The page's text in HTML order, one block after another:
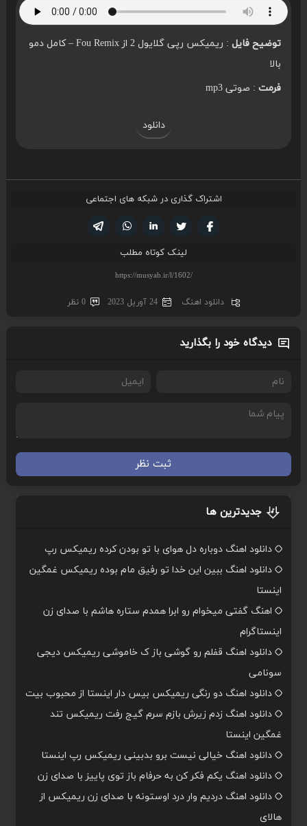
توضیح فایل
: ریمیکس رپی گلایول 2 از Fou Remix – کامل دمو
بالا
فرمت: صوتی mp3
دانلود
اشتراک گذاری در شبکه های اجتماعی
لینکدین تویتر
فیسوک
لینک کوتاه مطلب
دانلود اهنگ 24 آوریل 2023 0 نظر
دیدگاه خود را بگذارید
ثبت نظر
جدیدترین ها
دانلود اهنگ دوباره دل هوای با تو بودن کرده ریمیکس رپ
دانلود اهنگ ببین این خدا تو رفیق مام بوده ریمیکس غمگین
اینستا
اهنگ گفتی میخوام رو ابرا همدم ستاره هاشم با صدای زن
اینستاگرام
دانلود اهنگ قفلم رو گوشی باز ک خاموشی ریمیکس دیجی
سونامی
دانلود اهنگ دو رنگی ریمیکس بیس دار اینستا از محبوب بیت
دانلود اهنگ زدم زیرش بازم سرم گیج رفت ریمیکس تند
غمگین اینستا
دانلود اهنگ خیالی نیست برو بدبینی ریمیکس رپ اینستا
دانلود اهنگ یکم فکر کن به حرفام باز توی پاییز با صدای زن
دانلود اهنگ دردیم وار درد اوستونه با صدای زن ریمیکس از
هالای